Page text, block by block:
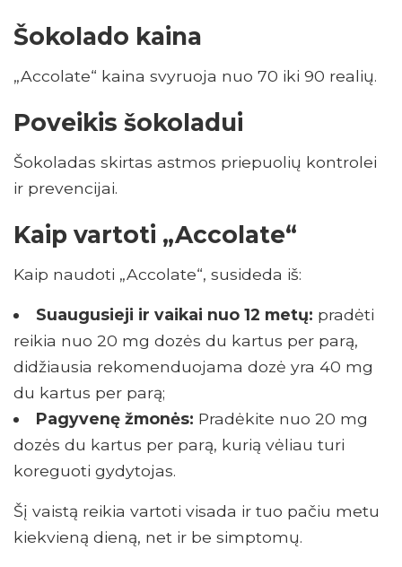
Šokolado kaina
„Accolate“ kaina svyruoja nuo 70 iki 90 realių.
Poveikis šokoladui
Šokoladas skirtas astmos priepuolių kontrolei
ir prevencijai.
Kaip vartoti „Accolate“
Kaip naudoti „Accolate“, susideda iš:
Suaugusieji ir vaikai nuo 12 metų: pradėti
reikia nuo 20 mg dozės du kartus per parą,
didžiausia rekomenduojama dozė yra 40 mg
du kartus per parą;
Pagyvenę žmonės: Pradėkite nuo 20 mg
dozės du kartus per parą, kurią vėliau turi
koreguoti gydytojas.
Šį vaistą reikia vartoti visada ir tuo pačiu metu
kiekvieną dieną, net ir be simptomų.